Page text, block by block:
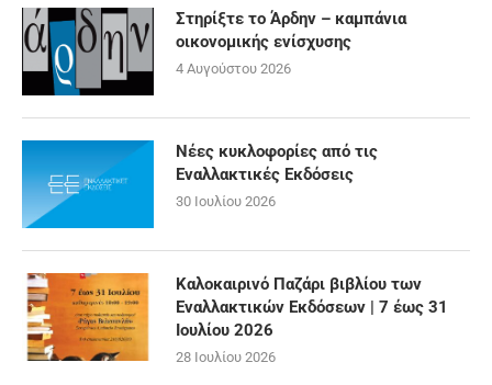
Στηρίξτε το Άρδην – καμπάνια
οικονομικής ενίσχυσης
4 Αυγούστου 2026
Νέες κυκλοφορίες από τις
Εναλλακτικές Εκδόσεις
30 Ιουλίου 2026
Καλοκαιρινό Παζάρι βιβλίου των
Εναλλακτικών Εκδόσεων | 7 έως 31
Ιουλίου 2026
28 Ιουλίου 2026